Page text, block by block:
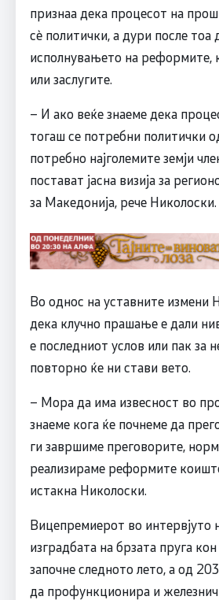
признаа дека процесот на
сè политички, а дури после тоа
исполнувањето на реформите,
или заслугите.
– И ако веќе знаеме дека
тогаш се потребни политички
потребно најголемите земји
постават јасна визија за
за Македонија, рече Николоски.
Во однос на уставните измени
дека клучно прашање е дали
е последниот услов или пак за
повторно ќе ни стави вето.
– Мора да има извесност во
знаеме кога ќе почнеме да
ги завршиме преговорите,
реализираме реформите
истакна Николоски.
Вицепремиерот во интервјуто
изградбата на брзата пруга
започне следното лето, а од
да профункционира и